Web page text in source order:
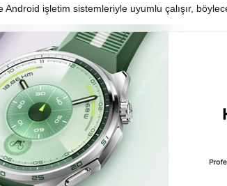
işletim sistemleriyle uyumlu çalışır,